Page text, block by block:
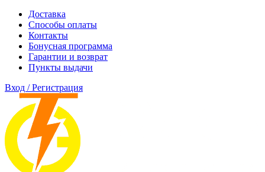
Доставка
Способы оплаты
Контакты
Бонусная программа
Гарантии и возврат
Пункты выдачи
Вход / Регистрация